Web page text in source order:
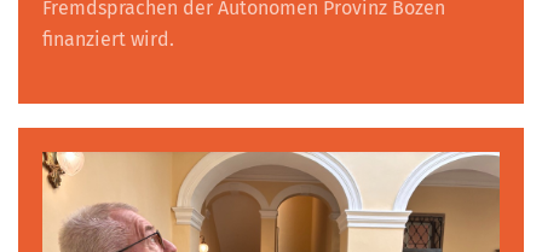
Fremdsprachen der Autonomen Provinz Bozen
finanziert wird.